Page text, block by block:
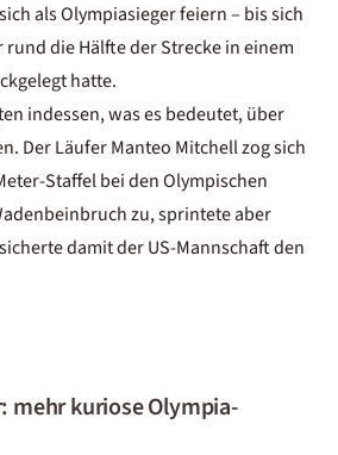
als Olympiasieger feiern – bis sich
rund die Hälfte der Strecke in einem
hatte.
indessen, was es bedeutet, über
Der Läufer Manteo Mitchell zog sich
Staffel bei den Olympischen
zu, sprintete aber
damit der US-Mannschaft den
mehr kuriose Olympia-